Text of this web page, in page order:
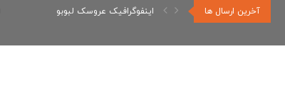
آخرین ارسال ها اینفوگرافیک رپر های فارسی نسل...